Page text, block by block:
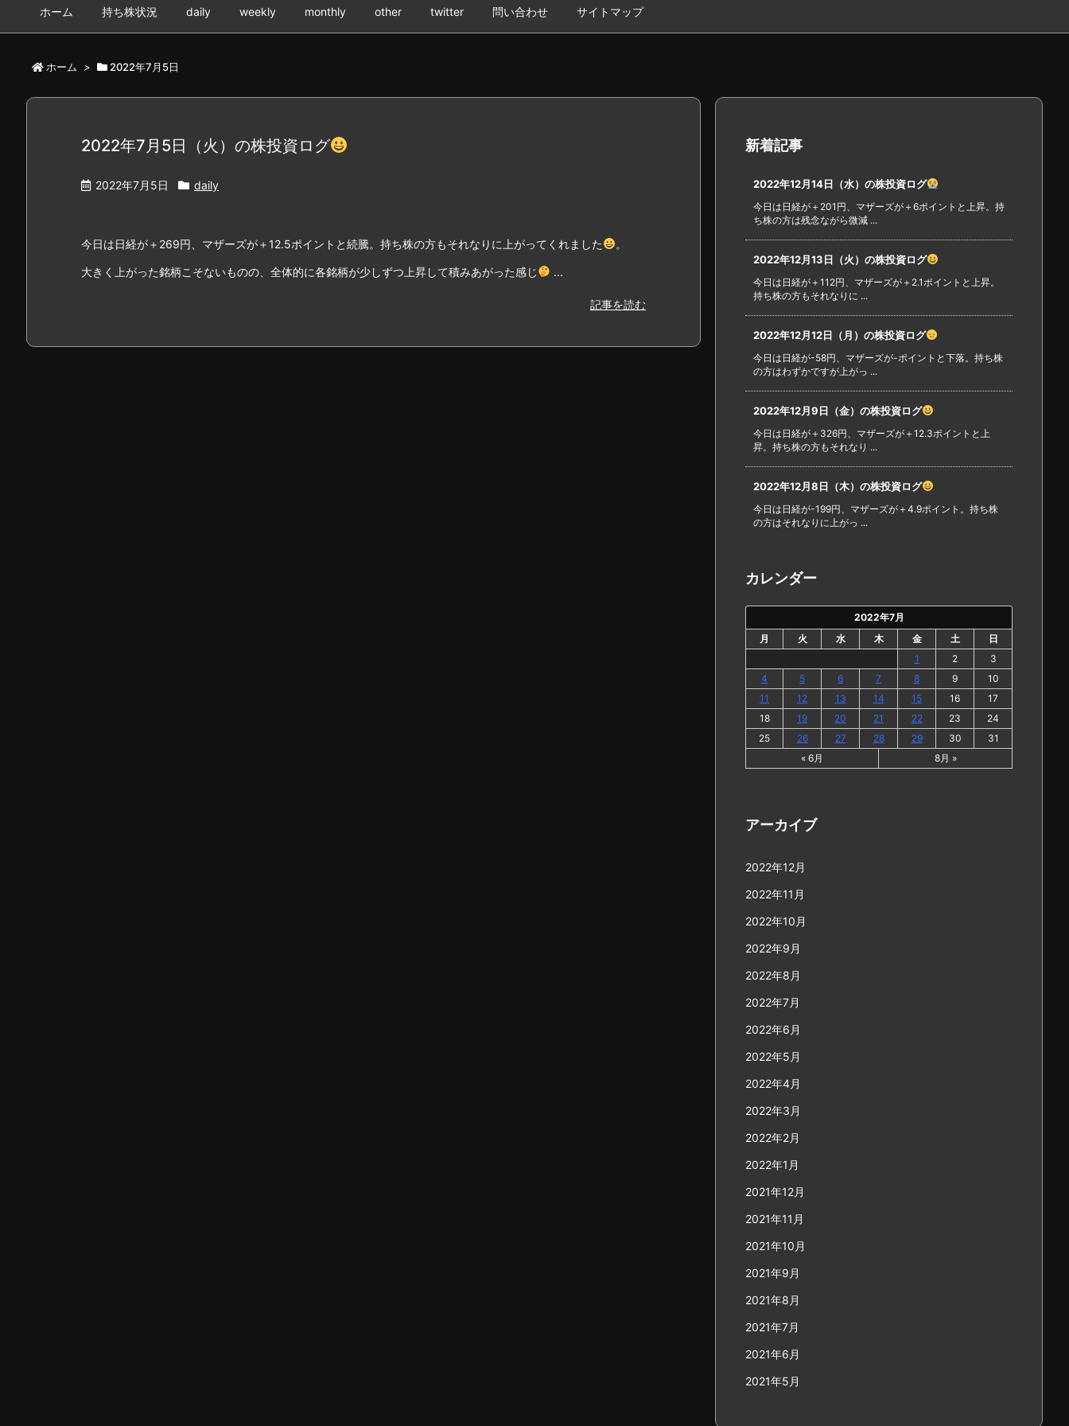
ホーム 持ち株状況 daily weekly monthly other twitter 問い合わせ サイトマップ
ホーム > 2022年7月5日
2022年7月5日（火）の株投資ログ
2022年7月5日 daily
今日は日経が＋269円、マザーズが＋12.5ポイントと続騰。持ち株の方もそれなりに上がってくれました 。
大きく上がった銘柄こそないものの、全体的に各銘柄が少しずつ上昇して積みあがった感じ ...
記事を読む
新着記事
2022年12月14日（水）の株投資ログ
今日は日経が＋201円、マザーズが＋6ポイントと上昇。持
ち株の方は残念ながら微減 ...
2022年12月13日（火）の株投資ログ
今日は日経が＋112円、マザーズが＋2.1ポイントと上昇。
持ち株の方もそれなりに ...
2022年12月12日（月）の株投資ログ
今日は日経が-58円、マザーズが-ポイントと下落。持ち株
の方はわずかですが上がっ ...
2022年12月9日（金）の株投資ログ
今日は日経が＋326円、マザーズが＋12.3ポイントと上
昇。持ち株の方もそれなり ...
2022年12月8日（木）の株投資ログ
今日は日経が-199円、マザーズが＋4.9ポイント。持ち株
の方はそれなりに上がっ ...
カレンダー
2022年7月
月
火 水 木 金 土
日
1
2
3
4
5 6 7 8 9
10
11
12 13 14 15 16
17
18
19 20 21 22 23
24
25
26 27 28 29 30
31
« 6月
8月 »
アーカイブ
2022年12月
2022年11月
2022年10月
2022年9月
2022年8月
2022年7月
2022年6月
2022年5月
2022年4月
2022年3月
2022年2月
2022年1月
2021年12月
2021年11月
2021年10月
2021年9月
2021年8月
2021年7月
2021年6月
2021年5月